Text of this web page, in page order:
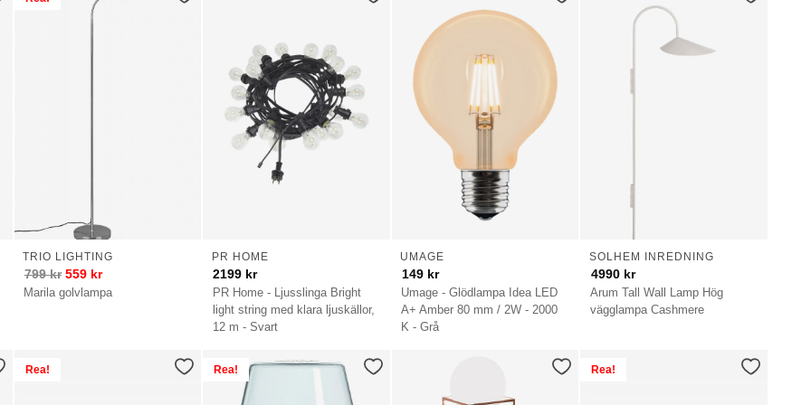
Marila golvlampa
TRIO LIGHTING
799kr 559 kr
PR Home - Ljusslinga Bright
light string med klara ljuskällor,
12 m - Svart
PR HOME
2199 kr
Umage - Glödlampa Idea LED
A+ Amber 80 mm / 2W - 2000
K - Grå
UMAGE
149 kr
Arum Tall Wall Lamp Hög
vägglampa Cashmere
SOLHEM INREDNING
4990 kr
Rea! Rea! Rea!